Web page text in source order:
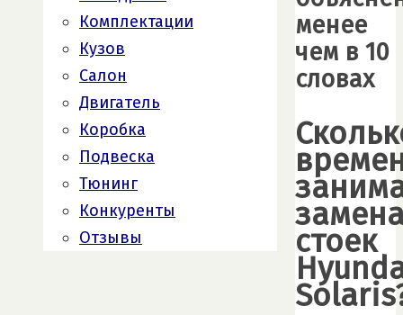
менее
чем в 10
словах
стоек
Комплектации
Кузов
Салон
Двигатель
Коробка
Подвеска
Тюнинг
Конкуренты
Отзывы